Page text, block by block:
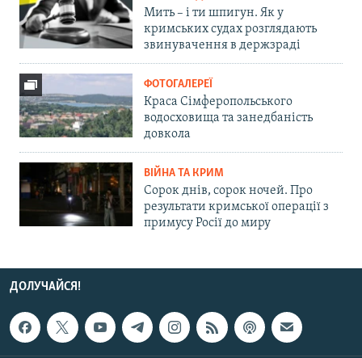
Мить – і ти шпигун. Як у
кримських судах розглядають
звинувачення в держзраді
ФОТОГАЛЕРЕЇ
Краса Сімферопольського
водосховища та занедбаність
довкола
ВІЙНА ТА КРИМ
Сорок днів, сорок ночей. Про
результати кримської операції з
примусу Росії до миру
ДОЛУЧАЙСЯ!